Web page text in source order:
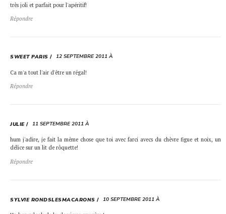
très joli et parfait pour l'apéritif!
Répondre
SWEET PARIS 12 SEPTEMBRE 2011 À
Ca m'a tout l'air d'être un régal!
Répondre
JULIE 11 SEPTEMBRE 2011 À
hum j'adire, je fait la même chose que toi avec farci avecs du chèvre figue et noix, un
délice sur un lit de rôquette!
Répondre
SYLVIE RONDSLESMACARONS 10 SEPTEMBRE 2011 À